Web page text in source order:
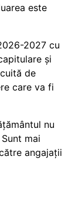
este
2027 cu
și
de
care va fi
nu
mai
angajații